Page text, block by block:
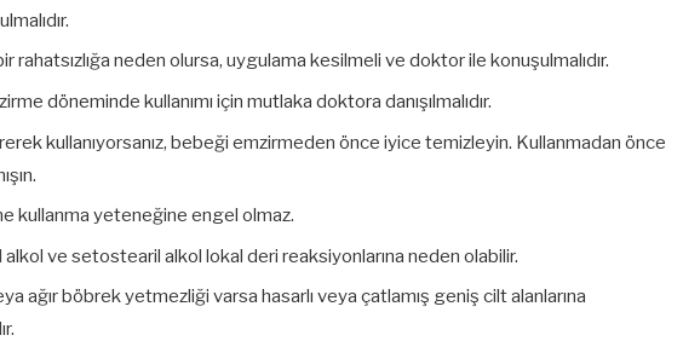
rahatsızlığa neden olursa, uygulama kesilmeli ve doktor ile konuşulmalıdır.
döneminde kullanımı için mutlaka doktora danışılmalıdır.
kullanıyorsanız, bebeği emzirmeden önce iyice temizleyin. Kullanmadan önce
kullanma yeteneğine engel olmaz.
ve setostearil alkol lokal deri reaksiyonlarına neden olabilir.
ağır böbrek yetmezliği varsa hasarlı veya çatlamış geniş cilt alanlarına